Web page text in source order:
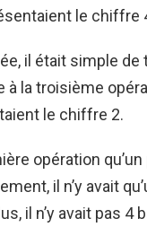
le chiffre
il était simple de
à la troisième
le chiffre 2.
opération
il n’y avait
il n’y avait pas 4